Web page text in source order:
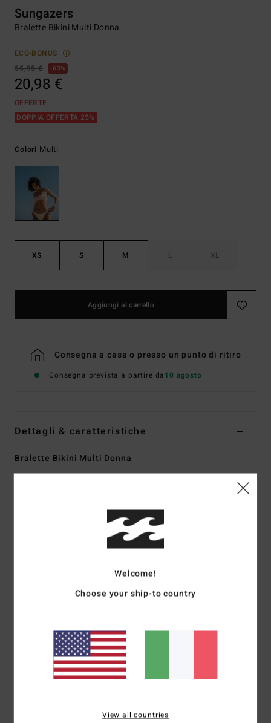
Sungazers
Bralette Bikini Multi Donna
ECO-BONUS
55,95 €
63%
20,98 €
OFFERTE
DOPPIA OFFERTA 25%
Colori Multi
XS S M L XL
Aggiungi al carrello
Consegna a casa o presso un punto di ritiro
Consegna prevista a partire da10 agosto
Dettagli & caratteristiche
Bralette Bikini Multi Donna
collezione Sungazers
tessuto mano pesca elasticizzato in misto di
forma a bralette
colletto a barchetta
Chiusura:chiusura posteriore centrale con gancio
Marcatura:logo ricamato
Altre caratteristiche:ruche
Welcome!
Choose your ship-to country
View all countries